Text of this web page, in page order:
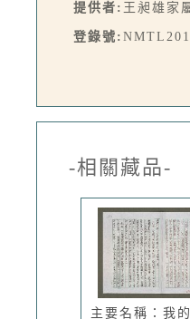
提供者: 王昶雄家
登錄號:
-相關藏品-
主要名稱：我的